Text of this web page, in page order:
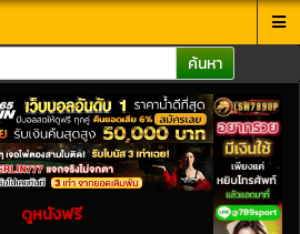
ค้นหา
ดูหนังฟรี